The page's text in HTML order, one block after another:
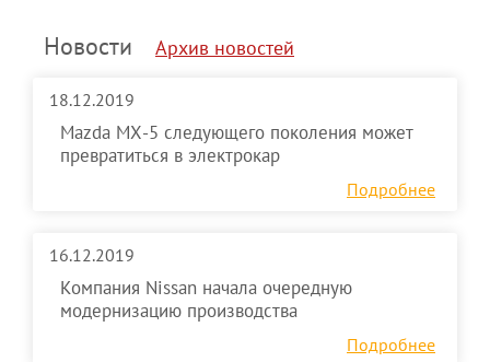
Новости Архив новостей
18.12.2019
Mazda MX-5 следующего поколения может
превратиться в электрокар
Подробнее
16.12.2019
Компания Nissan начала очередную
модернизацию производства
Подробнее